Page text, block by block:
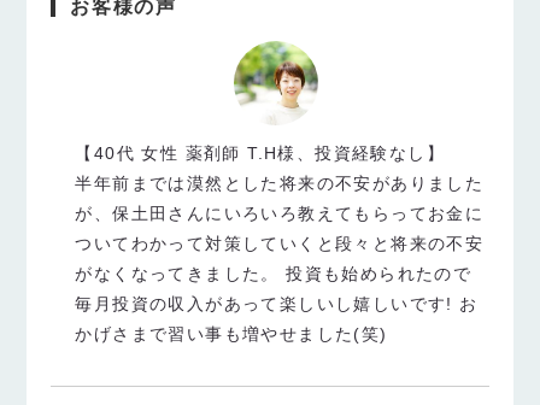
お客様の声
【40代 女性 薬剤師 T.H様、投資経験なし】
半年前までは漠然とした将来の不安がありました
が、保土田さんにいろいろ教えてもらってお金に
ついてわかって対策していくと段々と将来の不安
がなくなってきました。 投資も始められたので
毎月投資の収入があって楽しいし嬉しいです! お
かげさまで習い事も増やせました(笑)